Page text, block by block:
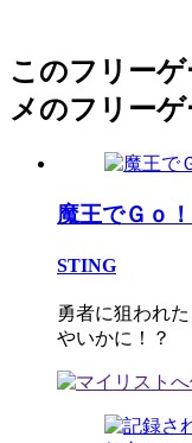
このフリー
メのフリーゲ
魔王でＧｏ！
STING
勇者に狙われ
やいかに！？